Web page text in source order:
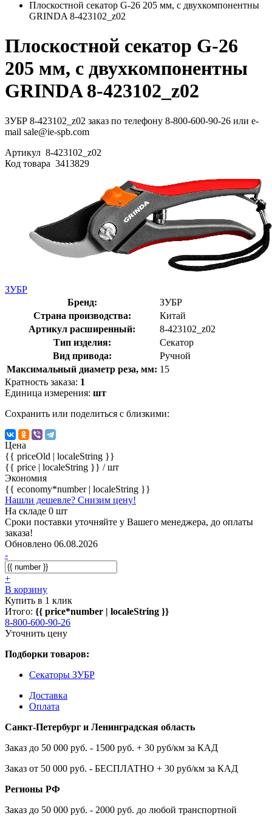
Плоскостной секатор G-26 205 мм, с двухкомпонентны
GRINDA 8-423102_z02
Плоскостной секатор G-26
205 мм, с двухкомпонентны
GRINDA 8-423102_z02
ЗУБР 8-423102_z02 заказ по телефону 8-800-600-90-26 или e-
mail sale@ie-spb.com
Артикул 8-423102_z02
Код товара 3413829
ЗУБР
Бренд:
ЗУБР
Страна производства:
Китай
Артикул расширенный:
8-423102_z02
Тип изделия:
Секатор
Вид привода:
Ручной
Максимальный диаметр реза, мм: 15
Кратность заказа: 1
Единица измерения: шт
Сохранить или поделиться с близкими:
Цена
{{ priceOld | localeString }}
{{ price | localeString }} / шт
Экономия
{{ economy*number | localeString }}
Нашли дешевле? Снизим цену!
На складе 0 шт
Сроки поставки уточняйте у Вашего менеджера, до оплаты
заказа!
Обновлено 06.08.2026
-
+
В корзину
Купить в 1 клик
Итого: {{ price*number | localeString }}
8-800-600-90-26
Уточнить цену
Подборки товаров:
Секаторы ЗУБР
Доставка
Оплата
Санкт-Петербург и Ленинградская область
Заказ до 50 000 руб. - 1500 руб. + 30 руб/км за КАД
Заказ от 50 000 руб. - БЕСПЛАТНО + 30 руб/км за КАД
Регионы РФ
Заказ до 50 000 руб. - 2000 руб. до любой транспортной